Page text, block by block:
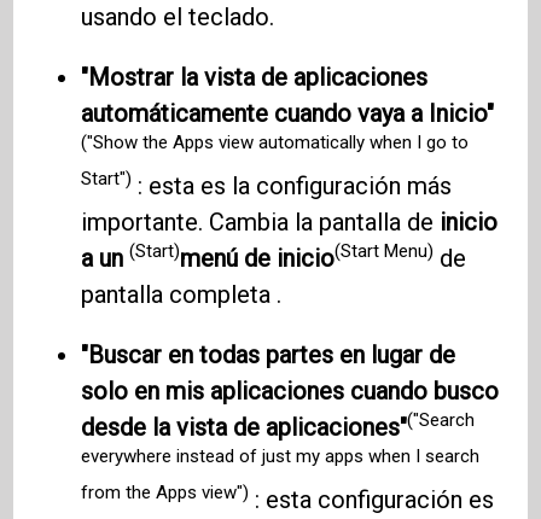
usando el teclado.
"Mostrar la vista de aplicaciones
automáticamente cuando vaya a Inicio"
("Show the Apps view automatically when I go to
Start") : esta es la configuración más
importante. Cambia la pantalla de inicio
a un(Start)menú de inicio(Start Menu) de
pantalla completa .
"Buscar en todas partes en lugar de
solo en mis aplicaciones cuando busco
desde la vista de aplicaciones"("Search
everywhere instead of just my apps when I search
from the Apps view") : esta configuración es